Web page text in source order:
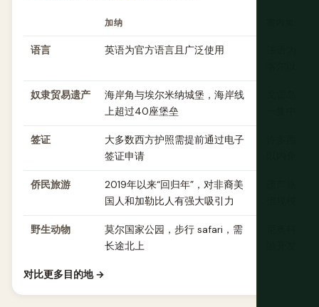
加纳
语言 英语为官方语言且广泛使用
奴隶贸易遗产
海岸角与埃尔米纳城堡，海岸线
上超过40座堡垒
签证
大多数西方护照需提前通过电子
签证申请
侨民旅游
2019年以来“回归年”，对非裔美
国人和加勒比人有强大吸引力
野生动物
莫尔国家公园，步行 safari，需
长途北上
对比更多目的地 →